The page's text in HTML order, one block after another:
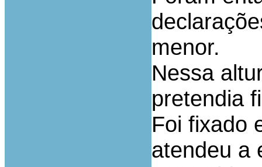
menor.
Nessa
pretendia
Foi fixado
atendeu a